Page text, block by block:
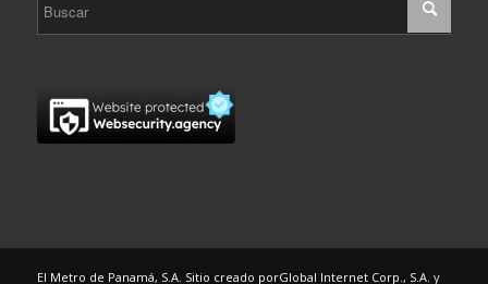
El Metro de Panamá, S.A. Sitio creado porGlobal Internet Corp., S.A. y